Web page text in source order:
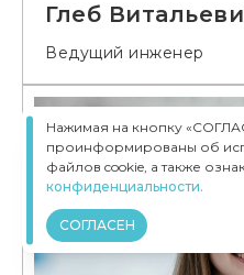
Глеб
Ведущий инженер
Нажимая на кнопку
проинформированы об
файлов cookie, а также
конфиденциальности.
СОГЛАСЕН